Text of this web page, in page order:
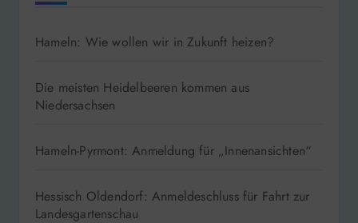
Hameln: Wie wollen wir in Zukunft heizen?
Die meisten Heidelbeeren kommen aus
Niedersachsen
Hameln-Pyrmont: Anmeldung für „Innenansichten“
Hessisch Oldendorf: Anmeldeschluss für Fahrt zur
Landesgartenschau